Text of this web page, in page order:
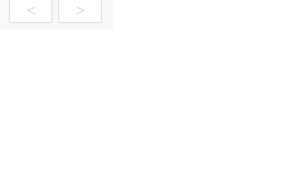
< >